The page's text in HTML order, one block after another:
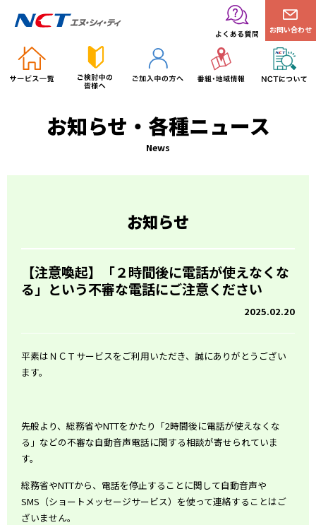
お問い合わせ
お知らせ・各種ニュース
News
お知らせ
【注意喚起】「２時間後に電話が使えなくな
る」という不審な電話にご注意ください
2025.02.20
平素はＮＣＴサービスをご利用いただき、誠にありがとうござい
ます。
先般より、総務省やNTTをかたり「2時間後に電話が使えなくな
る」などの不審な自動音声電話に関する相談が寄せられていま
す。
総務省やNTTから、電話を停止することに関して自動音声や
SMS （ショートメッセージサービス）を使って連絡することはご
ざいません。